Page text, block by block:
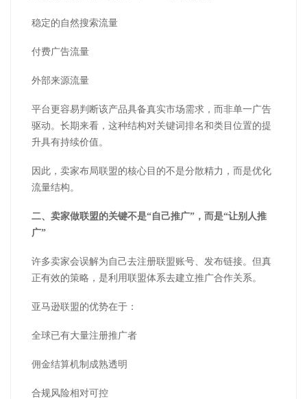
稳定的自然搜索流量
付费广告流量
外部来源流量
平台更容易判断该产品具备真实市场需求，而非单一广告
驱动。长期来看，这种结构对关键词排名和类目位置的提
升具有持续价值。
因此，卖家布局联盟的核心目的不是分散精力，而是优化
流量结构。
二、卖家做联盟的关键不是“自己推广”，而是“让别人推
广”
许多卖家会误解为自己去注册联盟账号、发布链接。但真
正有效的策略，是利用联盟体系去建立推广合作关系。
亚马逊联盟的优势在于：
全球已有大量注册推广者
佣金结算机制成熟透明
合规风险相对可控